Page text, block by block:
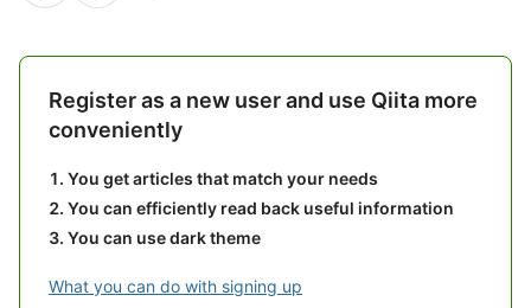
Register as a new user and use Qiita more
conveniently
You get articles that match your needs
You can efficiently read back useful information
You can use dark theme
What you can do with signing up